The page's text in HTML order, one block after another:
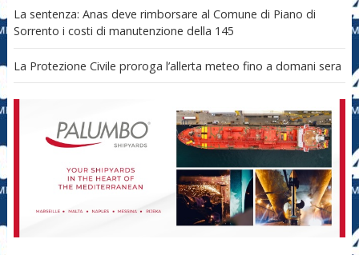
La sentenza: Anas deve rimborsare al Comune di Piano di
Sorrento i costi di manutenzione della 145
La Protezione Civile proroga l’allerta meteo fino a domani sera